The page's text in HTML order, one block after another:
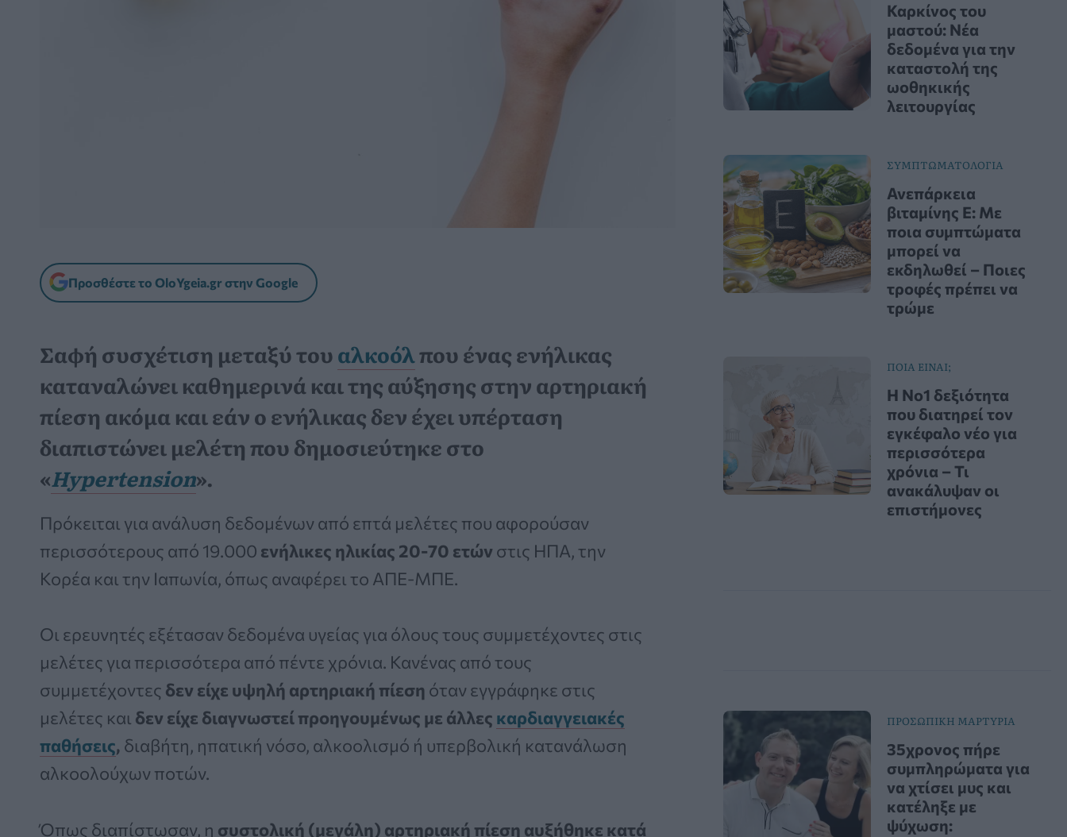
Προσθέστε το OloYgeia.gr στην Google
Σαφή συσχέτιση μεταξύ τουαλκοόλπου ένας ενήλικας
καταναλώνει καθημερινά και της αύξησης στην αρτηριακή
πίεση ακόμα και εάν ο ενήλικας δεν έχει υπέρταση
διαπιστώνει μελέτη που δημοσιεύτηκε στο
«Hypertension».
Πρόκειται για ανάλυση δεδομένων από επτά μελέτες που αφορούσαν
περισσότερους από 19.000 ενήλικες ηλικίας 20-70 ετών στις ΗΠΑ, την
Κορέα και την Ιαπωνία, όπως αναφέρει το ΑΠΕ-ΜΠΕ.
Οι ερευνητές εξέτασαν δεδομένα υγείας για όλους τους συμμετέχοντες στις
μελέτες για περισσότερα από πέντε χρόνια. Κανένας από τους
συμμετέχοντες δεν είχε υψηλή αρτηριακή πίεση όταν εγγράφηκε στις
μελέτες και δεν είχε διαγνωστεί προηγουμένως με άλλες καρδιαγγειακές
παθήσεις, διαβήτη, ηπατική νόσο, αλκοολισμό ή υπερβολική κατανάλωση
αλκοολούχων ποτών.
Όπως διαπίστωσαν, η συστολική (μεγάλη) αρτηριακή πίεση αυξήθηκε κατά
Καρκίνος του
μαστού: Νέα
δεδομένα για την
καταστολή της
ωοθηκικής
λειτουργίας
ΣΥΜΠΤΩΜΑΤΟΛΟΓΙΑ
Ανεπάρκεια
βιταμίνης Ε: Με
ποια συμπτώματα
μπορεί να
εκδηλωθεί – Ποιες
τροφές πρέπει να
τρώμε
ΠΟΙΑ ΕΙΝΑΙ;
Η Νο1 δεξιότητα
που διατηρεί τον
εγκέφαλο νέο για
περισσότερα
χρόνια – Τι
ανακάλυψαν οι
επιστήμονες
ΠΡΟΣΩΠΙΚΗ ΜΑΡΤΥΡΙΑ
35χρονος πήρε
συμπληρώματα για
να χτίσει μυς και
κατέληξε με
ψύχωση: